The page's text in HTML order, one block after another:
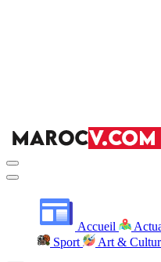
Accueil
Sport
Art &